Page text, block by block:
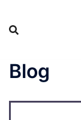
content
Blog